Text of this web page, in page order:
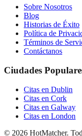
Sobre Nosotros
Blog
Historias de Éxito
Política de
Términos de
Contáctanos
Ciudades
Citas en Dublin
Citas en Cork
Citas en Galway
Citas en London
© 2026 HotMatcher.